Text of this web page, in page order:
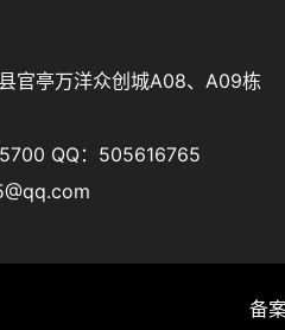
官亭万洋众创城A08、A09栋
QQ：505616765
备